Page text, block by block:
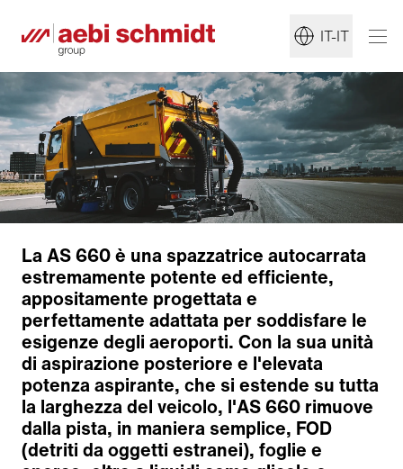
IT-IT
La AS 660 è una spazzatrice autocarrata
estremamente potente ed efficiente,
appositamente progettata e
perfettamente adattata per soddisfare le
esigenze degli aeroporti. Con la sua unità
di aspirazione posteriore e l'elevata
potenza aspirante, che si estende su tutta
la larghezza del veicolo, l'AS 660 rimuove
dalla pista, in maniera semplice, FOD
(detriti da oggetti estranei), foglie e